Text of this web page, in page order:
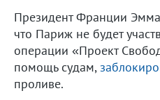
Президент Франции
что Париж не будет
операции «Проект
помощь судам,
проливе.